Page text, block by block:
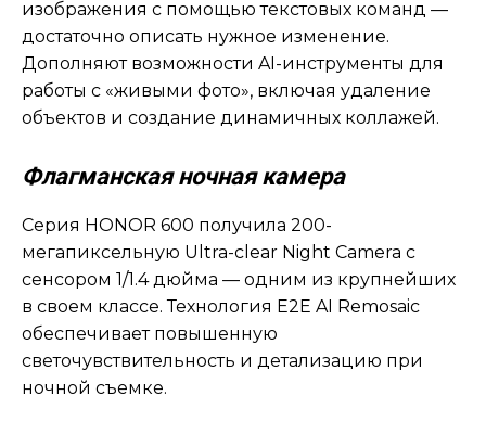
изображения с помощью текстовых команд —
достаточно описать нужное изменение.
Дополняют возможности AI-инструменты для
работы с «живыми фото», включая удаление
объектов и создание динамичных коллажей.
Флагманская ночная камера
Серия HONOR 600 получила 200-
мегапиксельную Ultra-clear Night Camera с
сенсором 1/1.4 дюйма — одним из крупнейших
в своем классе. Технология E2E AI Remosaic
обеспечивает повышенную
светочувствительность и детализацию при
ночной съемке.